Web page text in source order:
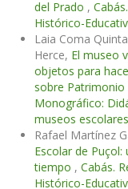
del Prado ,
Histórico-
Laia Coma
Herce, El museo
objetos para
sobre Patrimonio
Monográfico:
museos
Rafael Martínez
Escolar de
tiempo , Cabás.
Histórico-